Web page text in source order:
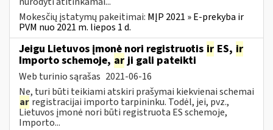
Mokesčių įstatymų pakeitimai: MĮP 2021 » E-prekyba ir
PVM nuo 2021 m. liepos 1 d.
Jeigu Lietuvos įmonė nori registruotis ir ES, ir
Importo schemoje, arji gali pateikti
Web turinio sąrašas 2021-06-16
Ne, turi būti teikiami atskiri prašymai kiekvienai schemai
ar registracijai importo tarpininku. Todėl, jei, pvz.,
Lietuvos įmonė nori būti registruota ES schemoje,
Importo...